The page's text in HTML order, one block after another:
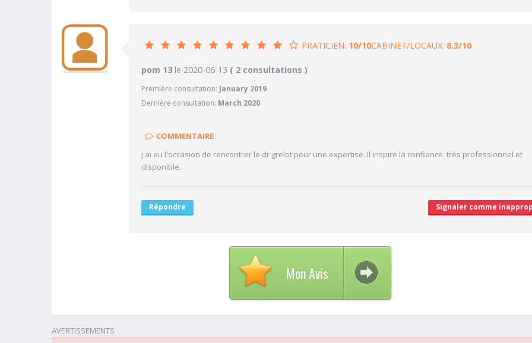
PRATICIEN: 10/10CABINET/LOCAUX: 8.3/10
PRATICIEN10/10
10/10 Confiance accordée
10/10 Sympathie
10/10 Ponctualité/Temps en salle d'attente/Retard
pom 13 le 2020-06-13 ( 2 consultations )
Première consultation: January 2019
Dernière consultation: March 2020
COMMENTAIRE
j'ai eu l'occasion de rencontrer le dr grelot pour une expertise. Il inspire la confiance. très professionnel et
disponible.
Répondre Signaler comme
Mon Avis
AVERTISSEMENTS